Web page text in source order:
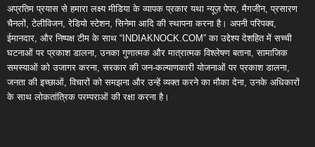
अप्रतिम प्रयास से हमारा लक्ष्य मीडिया के व्यापक प्रकार यथा न्यूज़ पेपर, मैगजीन, प्रसारण
चैनलों, टेलीविजन, रेडियो स्टेशन, सिनेमा आदि की स्थापना करना है। अपनी परिपक्व,
ईमानदार, और निष्पक्ष टीम के साथ “INDIAKNOCK.COM” का उद्देश्य देशहित में सच्ची
घटनाओं पर प्रकाश डालना, उनका गुणात्मक और मात्रात्मक विश्लेषण बताना, सामाजिक
समस्याओं को उजागर करना, सरकार की जन-कल्याणकारी योजनाओं पर प्रकाश डालना,
जनता की इच्छाओं, विचारों को समझना और उन्हें व्यक्त करने का मौका देना, उनके अधिकारों
के साथ लोकतांत्रिक परम्पराओं की रक्षा करना है।